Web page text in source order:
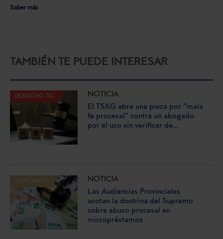
Saber más
TAMBIÉN TE PUEDE INTERESAR
DERECHO TIC
NOTICIA
El TSXG abre una pieza por "mala
fe procesal" contra un abogado
por el uso sin verificar de...
MERCANTIL
NOTICIA
Las Audiencias Provinciales
acotan la doctrina del Supremo
sobre abuso procesal en
micropréstamos